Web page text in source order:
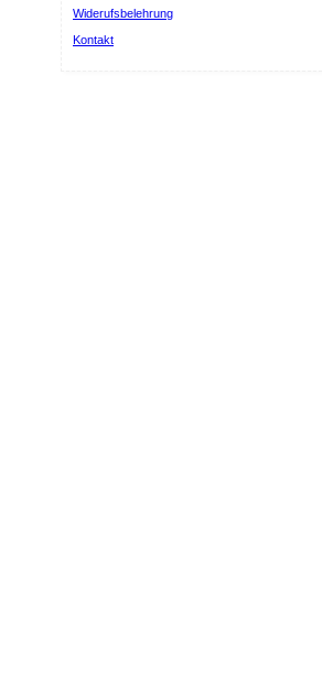
Widerufsbelehrung
Kontakt